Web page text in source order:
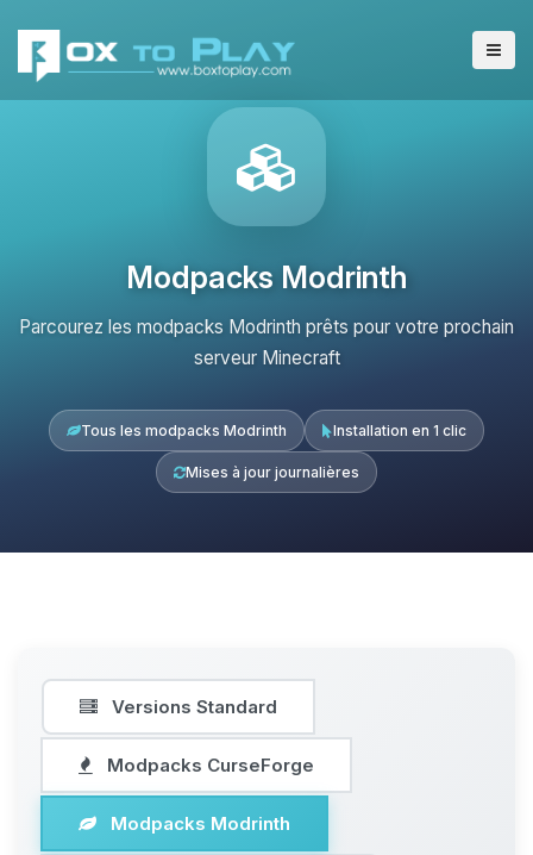
Modpacks Modrinth
Parcourez les modpacks Modrinth prêts pour votre prochain
serveur Minecraft
Tous les modpacks Modrinth Installation en 1 clic
Mises à jour journalières
Versions Standard
Modpacks CurseForge
Modpacks Modrinth